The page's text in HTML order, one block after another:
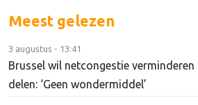
Meest gelezen
3 augustus - 13:41
Brussel wil netcongestie
delen: ‘Geen wondermiddel’